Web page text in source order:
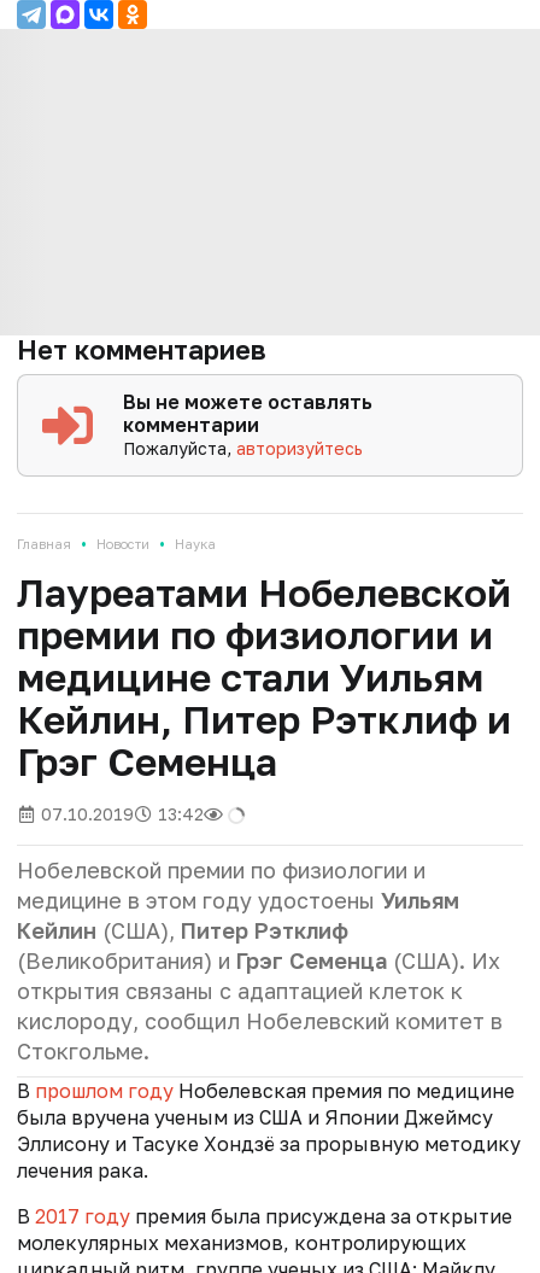
Нет комментариев
Вы не можете оставлять
комментарии
Пожалуйста,авторизуйтесь
Главная • Новости • Наука
Лауреатами Нобелевской
премии по физиологии и
медицине стали Уильям
Кейлин, Питер Рэтклиф и
Грэг Семенца
07.10.2019 13:42
Нобелевской премии по физиологии и
медицине в этом году удостоены Уильям
Кейлин (США), Питер Рэтклиф
(Великобритания) и Грэг Семенца (США). Их
открытия связаны с адаптацией клеток к
кислороду, сообщил Нобелевский комитет в
Стокгольме.
В прошлом году Нобелевская премия по медицине
была вручена ученым из США и Японии Джеймсу
Эллисону и Тасуке Хондзё за прорывную методику
лечения рака.
В 2017 году премия была присуждена за открытие
молекулярных механизмов, контролирующих